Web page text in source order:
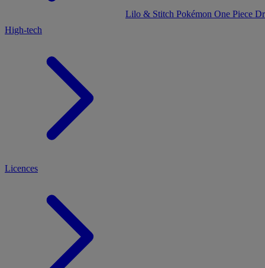
Lilo & Stitch Pokémon One Piece
High-tech
Licences